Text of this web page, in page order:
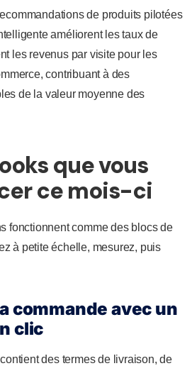
de produits pilotées
améliorent les taux de
les revenus par visite pour les
contribuant à des
de la valeur moyenne des
que vous
ce mois-ci
fonctionnent comme des blocs de
à petite échelle, mesurez, puis
commande avec un
clic
des termes de livraison, de